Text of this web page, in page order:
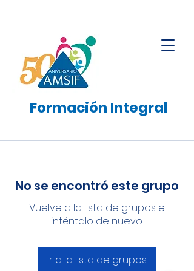
Formación Integral
No se encontró este grupo
Vuelve a la lista de grupos e
inténtalo de nuevo.
Ir a la lista de grupos